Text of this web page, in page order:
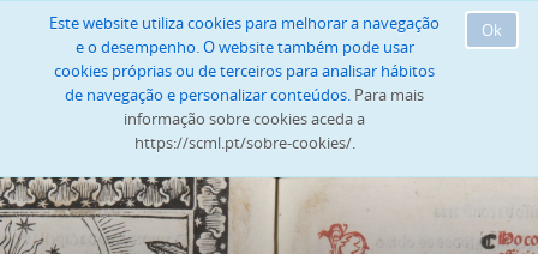
Ok
Este website utiliza cookies para melhorar a navegação
e o desempenho. O website também pode usar
cookies próprias ou de terceiros para analisar hábitos
de navegação e personalizar conteúdos. Para mais
informação sobre cookies aceda a
https://scml.pt/sobre-cookies/.